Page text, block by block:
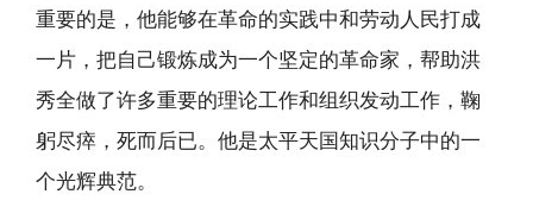
重要的是，他能够在革命的实践中和劳动人民打成
一片，把自己锻炼成为一个坚定的革命家，帮助洪
秀全做了许多重要的理论工作和组织发动工作，鞠
躬尽瘁，死而后已。他是太平天国知识分子中的一
个光辉典范。